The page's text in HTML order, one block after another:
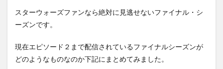
SUPER
summary
Streaming music おすすめ
StreamingSurvis
ブランドプリペイド
Streaming Service
Streaming Survis
Streamingame
スターウォーズファンなら絶対に見逃せないファイナル・シ
ーズンです。
現在エピソード２まで配信されているファイナルシーズンが
どのようなものなのか下記にまとめてみました。